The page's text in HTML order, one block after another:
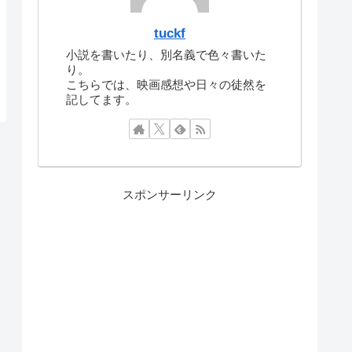
tuckf
小説を書いたり、別名義で色々書いた
り。
こちらでは、映画感想や日々の徒然を
記してます。
スポンサーリンク